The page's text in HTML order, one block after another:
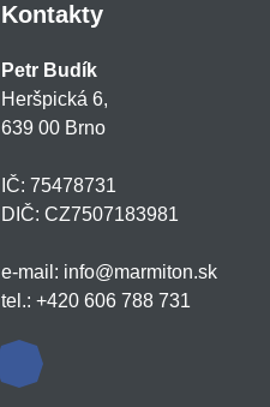
Kontakty
Petr Budík
Heršpická 6,
639 00 Brno
IČ: 75478731
DIČ: CZ7507183981
e-mail: info@marmiton.sk
tel.: +420 606 788 731